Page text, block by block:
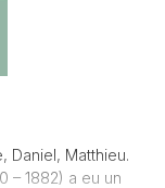
Daniel, Matthieu.
– 1882) a eu un